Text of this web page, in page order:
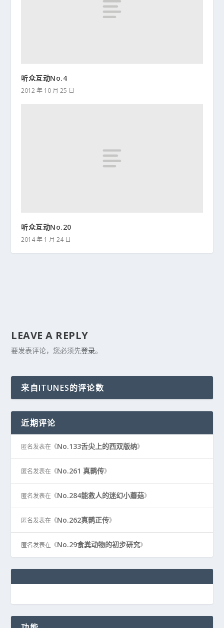
听众互动No.4
2012 年 10 月 25 日
听众互动No.20
2014 年 1 月 24 日
LEAVE A REPLY
要发表评论，您必须先登录。
来自ITUNES的评论数
近期评论
匿名发表在《No.133舌尖上的西双版纳》
匿名发表在《No.261 真鹮传》
匿名发表在《No.284能救人的迷幻小蘑菇》
匿名发表在《No.262真鹮正传》
匿名发表在《No.29食粪动物的初步研究》